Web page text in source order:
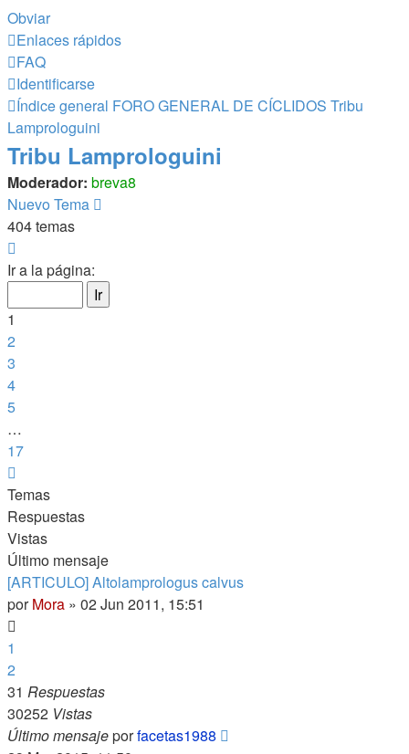
Obviar
Enlaces rápidos
FAQ
Identificarse
Índice general FORO GENERAL DE CÍCLIDOS Tribu
Lamprologuini
Tribu Lamprologuini
Moderador: breva8
Nuevo Tema
404 temas
1
17
Ir a la página:
1
2
3
4
5
…
17
Temas
Respuestas
Vistas
Último mensaje
[ARTICULO] Altolamprologus calvus
porMora » 02 Jun 2011, 15:51
1
2
31 Respuestas
30252 Vistas
Último mensajeporfacetas1988